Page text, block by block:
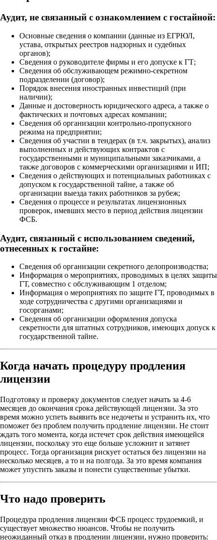
Аудит, не связанный с ознакомлением с гостайной:
Основные сведения о компании (данные из ЕГРЮЛ,
устава, открытых реестров надзорных и судебных
органов);
Сведения о руководителе фирмы и его допуске к ГТ;
Сведения об обслуживающем режимно-секретном
подразделении (договор);
Порядок внесения иностранных инвестиций (при
наличии);
Данные и достоверность юридического адреса, а также о
фактических и почтовых адресах компании;
Сведения об организации контрольно-пропускного
режима на предприятии;
Сведения об участии в тендерах (в т.ч. закрытых), анализ
выполненных и действующих контрактов с
государственными и муниципальными заказчиками, а
также договоров с коммерческими организациями и ИП;
Сведения о действующих и потенциальных работниках с
допуском к государственной тайне, а также об
организации выезда таких работников за рубеж;
Сведения о процессе и результатах лицензионных
проверок, имевших место в период действия лицензии
ФСБ.
Аудит, связанный с использованием сведений,
отнесенных к гостайне:
Сведения об организации секретного делопроизводства;
Информация о мероприятиях, проводимых в целях защиты
ГТ, совместно с обслуживающим 1 отделом;
Информация о мероприятиях по защите ГТ, проводимых в
ходе сотрудничества с другими организациями и
госорганами;
Сведения об организации оформления допуска
секретности для штатных сотрудников, имеющих допуск к
государственной тайне.
Когда начать процедуру продления
лицензии
Подготовку и проверку документов следует начать за 4-6
месяцев до окончания срока действующей лицензии. За это
время можно успеть выявить все недочеты и устранить их, что
поможет без проблем получить продление лицензии. Не стоит
ждать того момента, когда истечет срок действия имеющейся
лицензии, поскольку это еще больше усложнит и затянет
процесс. Тогда организация рискует остаться без лицензии на
несколько месяцев, а то и на полгода. За это время компания
может упустить заказы и понести существенные убытки.
Что надо проверить
Процедура продления лицензии ФСБ процесс трудоемкий, и
существует множество нюансов. Чтобы не получить
неожиданный отказ в продлении лицензии, нужно проверить: